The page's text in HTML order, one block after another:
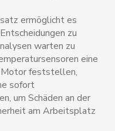
ermöglicht es
zu
warten zu
eine
Motor feststellen,
sofort
um Schäden an der
am Arbeitsplatz